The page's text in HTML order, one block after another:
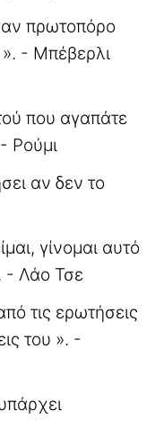
πρωτοπόρο
- Μπέβερλι
που αγαπάτε
Ρούμι
αν δεν το
γίνομαι αυτό
- Λάο Τσε
τις ερωτήσεις
του ». -